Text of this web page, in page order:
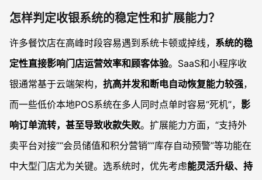
怎样判定收银系统的稳定性和扩展能力？
许多餐饮店在高峰时段容易遇到系统卡顿或掉线， 系统的稳
定性直接影响门店运营效率和顾客体验。SaaS和小程序收
银通常基于云端架构， 抗高并发和断电自动恢复能力较强，
而一些低价本地POS系统在多人同时点单时容易“死机”， 影
响订单流转，甚至导致收款失败。扩展能力方面，“支持外
卖平台对接”“会员储值和积分营销”“库存自动预警”等功能在
中大型门店尤为关键。选系统时，优先考虑能灵活升级、持